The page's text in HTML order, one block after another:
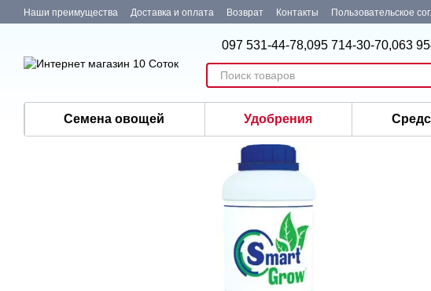
Перейти к основному контенту
Наши преимущества Доставка и оплата Возврат Контакты Пользовательское
097 531-44-78,095 714-30-70,063
Семена овощей Удобрения